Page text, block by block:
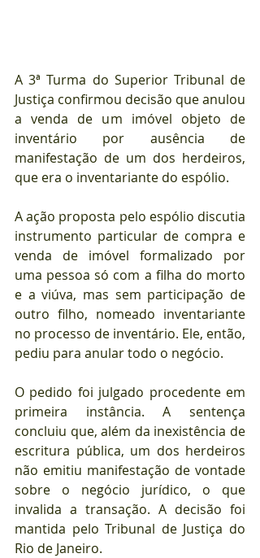
A 3ª Turma do Superior Tribunal de
Justiça confirmou decisão que anulou
a venda de um imóvel objeto de
inventário por ausência de
manifestação de um dos herdeiros,
que era o inventariante do espólio.
A ação proposta pelo espólio discutia
instrumento particular de compra e
venda de imóvel formalizado por
uma pessoa só com a filha do morto
e a viúva, mas sem participação de
outro filho, nomeado inventariante
no processo de inventário. Ele, então,
pediu para anular todo o negócio.
O pedido foi julgado procedente em
primeira instância. A sentença
concluiu que, além da inexistência de
escritura pública, um dos herdeiros
não emitiu manifestação de vontade
sobre o negócio jurídico, o que
invalida a transação. A decisão foi
mantida pelo Tribunal de Justiça do
Rio de Janeiro.